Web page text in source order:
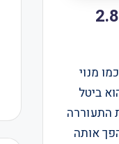
מנוי
ביטל
התעוררה
אותה